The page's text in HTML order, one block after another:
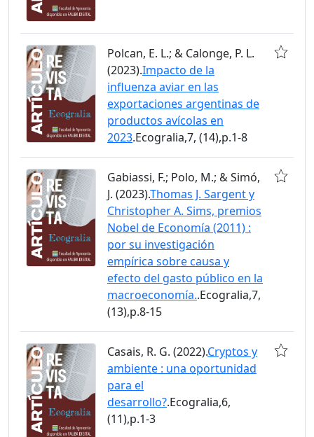
Polcan, E. L.; & Calonge, P. L.
(2023).Impacto de la
influenza aviar en las
exportaciones argentinas de
productos avícolas en
2023.Ecogralia,7, (14),p.1-8
Gabiassi, F.; Polo, M.; & Simó,
J. (2023).Thomas J. Sargent y
Christopher A. Sims, premios
Nobel de Economía (2011) :
por su investigación
empírica sobre causa y
efecto del gasto público en la
macroeconomía..Ecogralia,7,
(13),p.8-15
Casais, R. G. (2022).Cryptos y
ambiente : una oportunidad
para el
desarrollo?.Ecogralia,6,
(11),p.1-3